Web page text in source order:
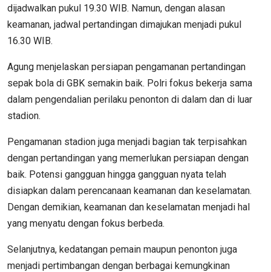
dijadwalkan pukul 19.30 WIB. Namun, dengan alasan
keamanan, jadwal pertandingan dimajukan menjadi pukul
16.30 WIB.
Agung menjelaskan persiapan pengamanan pertandingan
sepak bola di GBK semakin baik. Polri fokus bekerja sama
dalam pengendalian perilaku penonton di dalam dan di luar
stadion.
Pengamanan stadion juga menjadi bagian tak terpisahkan
dengan pertandingan yang memerlukan persiapan dengan
baik. Potensi gangguan hingga gangguan nyata telah
disiapkan dalam perencanaan keamanan dan keselamatan.
Dengan demikian, keamanan dan keselamatan menjadi hal
yang menyatu dengan fokus berbeda.
Selanjutnya, kedatangan pemain maupun penonton juga
menjadi pertimbangan dengan berbagai kemungkinan